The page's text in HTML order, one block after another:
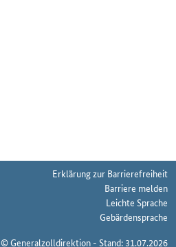
Erklärung zur Barrierefreiheit
Barriere melden
Leichte Sprache
Gebärdensprache
© Generalzolldirektion - Stand: 31.07.2026